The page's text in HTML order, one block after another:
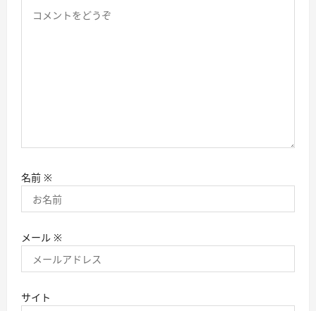
名前 ※
メール ※
サイト